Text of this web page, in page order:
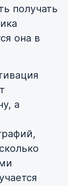
получать
она в
а